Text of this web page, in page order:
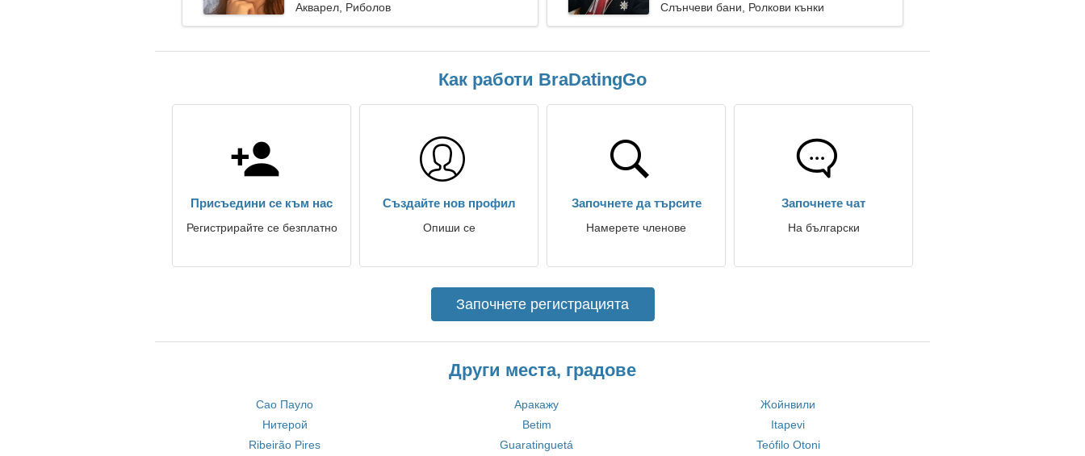
Акварел, Риболов
Слънчеви бани, Ролкови кънки
Как работи BraDatingGo
Присъедини се към нас
Регистрирайте се безплатно
Създайте нов профил
Опиши се
Започнете да търсите
Намерете членове
Започнете чат
На български
Започнете регистрацията
Други места, градове
Сао Пауло Аракажу
Жойнвили
Нитерой
Betim
Itapevi
Ribeirão Pires
Guaratinguetá Teófilo Otoni